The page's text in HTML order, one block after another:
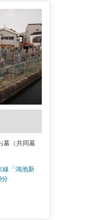
墓（共同墓
線「鴻池新
分